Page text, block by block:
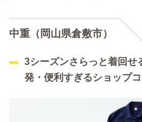
中重（岡山県倉敷市）
3シーズンさらっと着回
発・便利すぎるショップコ